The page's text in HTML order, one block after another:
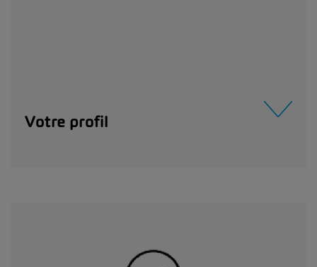
Votre profil